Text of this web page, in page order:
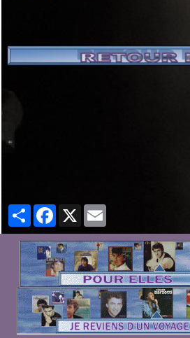
PartagerFacebook
X